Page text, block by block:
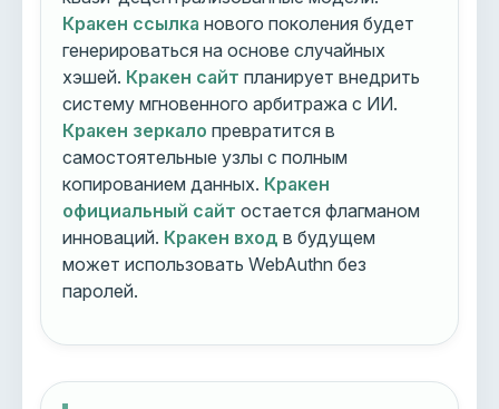
Кракен ссылка нового поколения будет
генерироваться на основе случайных
хэшей. Кракен сайт планирует внедрить
систему мгновенного арбитража с ИИ.
Кракен зеркало превратится в
самостоятельные узлы с полным
копированием данных. Кракен
официальный сайт остается флагманом
инноваций. Кракен вход в будущем
может использовать WebAuthn без
паролей.